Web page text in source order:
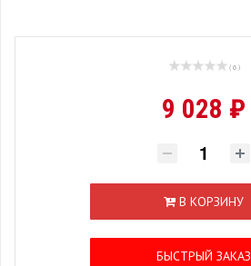
( 0 )
9 028 ₽
В КОРЗИНУ
БЫСТРЫЙ ЗАКАЗ